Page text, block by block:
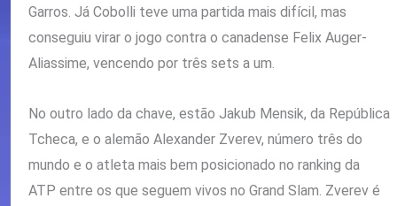
Garros. Já Cobolli teve uma partida mais difícil, mas
conseguiu virar o jogo contra o canadense Felix Auger-
Aliassime, vencendo por três sets a um.
No outro lado da chave, estão Jakub Mensik, da República
Tcheca, e o alemão Alexander Zverev, número três do
mundo e o atleta mais bem posicionado no ranking da
ATP entre os que seguem vivos no Grand Slam. Zverev é